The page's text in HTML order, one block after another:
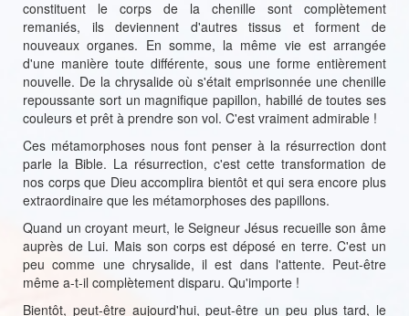
constituent le corps de la chenille sont complètement
remaniés, ils deviennent d'autres tissus et forment de
nouveaux organes. En somme, la même vie est arrangée
d'une manière toute différente, sous une forme entièrement
nouvelle. De la chrysalide où s'était emprisonnée une chenille
repoussante sort un magnifique papillon, habillé de toutes ses
couleurs et prêt à prendre son vol. C'est vraiment admirable !
Ces métamorphoses nous font penser à la résurrection dont
parle la Bible. La résurrection, c'est cette transformation de
nos corps que Dieu accomplira bientôt et qui sera encore plus
extraordinaire que les métamorphoses des papillons.
Quand un croyant meurt, le Seigneur Jésus recueille son âme
auprès de Lui. Mais son corps est déposé en terre. C'est un
peu comme une chrysalide, il est dans l'attente. Peut-être
même a-t-il complètement disparu. Qu'importe !
Bientôt, peut-être aujourd'hui, peut-être un peu plus tard, le